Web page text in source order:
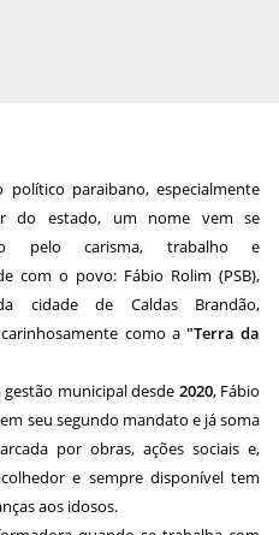
político paraibano, especialmente
do estado, um nome vem se
pelo carisma, trabalho e
com o povo: Fábio Rolim (PSB),
cidade de Caldas Brandão,
como a"Terra da
municipal desde 2020, Fábio
seu segundo mandato e já soma
por obras, ações sociais e,
e sempre disponível tem
aos idosos.